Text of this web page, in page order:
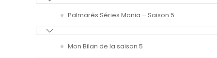
Palmarès Séries Mania – Saison 5
Mon Bilan de la saison 5